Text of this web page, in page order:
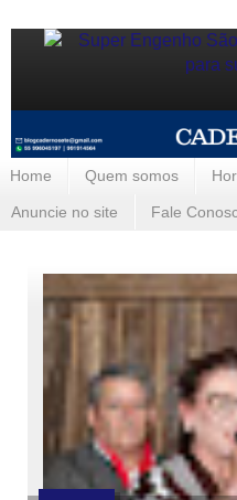
Home Quem somos
Anuncie no site Fale